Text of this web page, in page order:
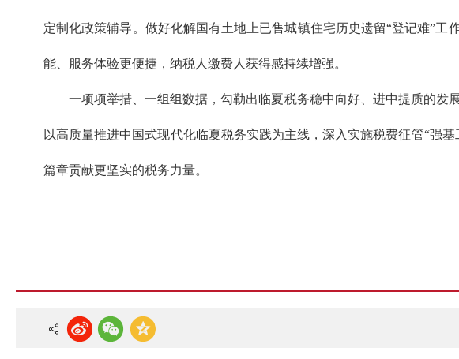
定制化政策辅导。做好化解国有土地上已售城镇住宅历史遗留“登记难”
能、服务体验更便捷，纳税人缴费人获得感持续增强。
一项项举措、一组组数据，勾勒出临夏税务稳中向好、进中提质的发
以高质量推进中国式现代化临夏税务实践为主线，深入实施税费征管“强
篇章贡献更坚实的税务力量。